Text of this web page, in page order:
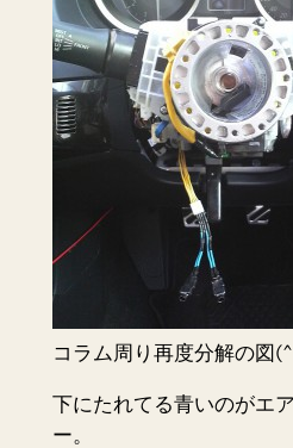
コラム周り再度分解の図
下にたれてる青いのがエ
ー。